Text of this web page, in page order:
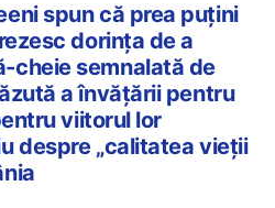
spun că prea puțini
dorința de a
cheie semnalată de
a învățării pentru
viitorul lor
despre „calitatea vieții